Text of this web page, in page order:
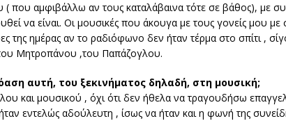
αμφιβάλλω αν τους καταλάβαινα τότε σε βάθος), με
να είναι. Οι μουσικές που άκουγα με τους γονείς μου
της ημέρας αν το ραδιόφωνο δεν ήταν τέρμα στο σπίτι ,
Μητροπάνου ,του Παπάζογλου.
αυτή, του ξεκινήματος δηλαδή, στη μουσική;
και μουσικού , όχι ότι δεν ήθελα να τραγουδήσω
εντελώς αδούλευτη , ίσως να ήταν και η φωνή της